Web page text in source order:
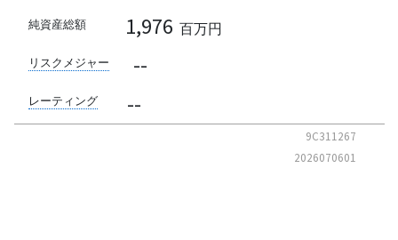
純資産総額 1,976 百万円
リスクメジャー --
レーティング --
9C311267
2026070601